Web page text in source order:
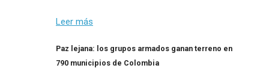
Leer más
Paz lejana: los grupos armados ganan terreno en
790 municipios de Colombia